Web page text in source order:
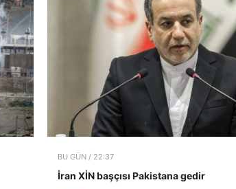
BU GÜN / 22:37
İran XİN başçısı Pakistana gedir